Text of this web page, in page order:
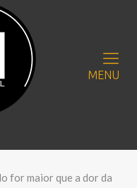
MENU
for maior que a dor da